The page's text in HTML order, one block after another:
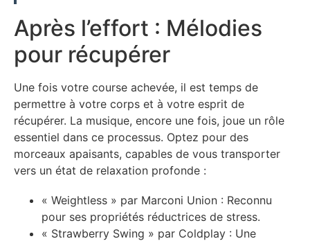
Après l’effort : Mélodies
pour récupérer
Une fois votre course achevée, il est temps de
permettre à votre corps et à votre esprit de
récupérer. La musique, encore une fois, joue un rôle
essentiel dans ce processus. Optez pour des
morceaux apaisants, capables de vous transporter
vers un état de relaxation profonde :
« Weightless » par Marconi Union : Reconnu
pour ses propriétés réductrices de stress.
« Strawberry Swing » par Coldplay : Une